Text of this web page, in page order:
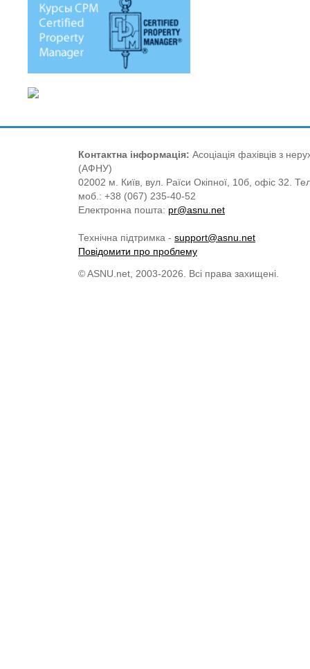
Контактна інформація: Асоціація фахівців з
(АФНУ)
02002 м. Київ, вул. Раїси Окіпної, 10б, офіс 32.
моб.: +38 (067) 235-40-52
Електронна пошта: pr@asnu.net
Технічна підтримка - support@asnu.net
Повідомити про проблему
© ASNU.net, 2003-2026. Всі права захищені.